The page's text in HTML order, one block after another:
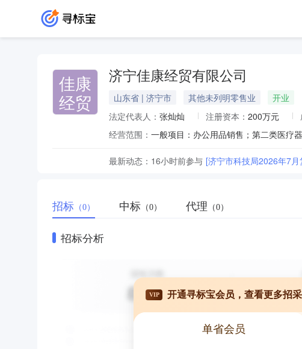
佳康
经贸
济宁佳康经贸有限公司
山东省 | 济宁市 其他未列明零售业
开业
法定代表人： 张灿灿 注册资本： 200万元
经营范围：
最新动态： 16小时前参与 [济宁市科技局2026年7
招标 （0） 中标 （0） 代理 （0）
招标分析
VIP 开通寻标宝会员，查看更多招
单省会员